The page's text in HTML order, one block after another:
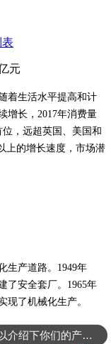
元
着生活水平提高和计
增长， 2017年消费量
，远超英国、美国和
上的增长速度，市场潜
产道路。 1949年
了安全套厂。 1965年
现了机械化生产。
安全套生产或包装企可以介绍下你们的产品么？